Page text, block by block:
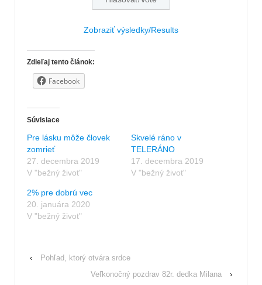
Zobraziť výsledky/Results
Zdieľaj tento článok:
Facebook
Súvisiace
Pre lásku môže človek
zomrieť
27. decembra 2019
V "bežný život"
Skvelé ráno v
TELERÁNO
17. decembra 2019
V "bežný život"
2% pre dobrú vec
20. januára 2020
V "bežný život"
‹
Pohľad, ktorý otvára srdce
Veľkonočný pozdrav 82r. dedka Milana
›